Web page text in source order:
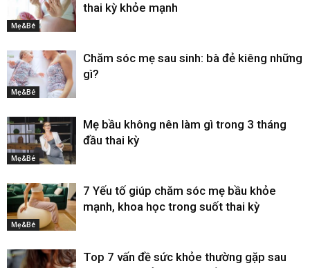
Mẹ&Bé
thai kỳ khỏe mạnh
Mẹ&Bé
Chăm sóc mẹ sau sinh: bà đẻ kiêng những
gì?
Mẹ&Bé
Mẹ bầu không nên làm gì trong 3 tháng
đầu thai kỳ
Mẹ&Bé
7 Yếu tố giúp chăm sóc mẹ bầu khỏe
mạnh, khoa học trong suốt thai kỳ
Top 7 vấn đề sức khỏe thường gặp sau